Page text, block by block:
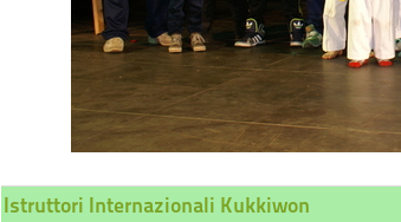
Istruttori Internazionali Kukkiwon